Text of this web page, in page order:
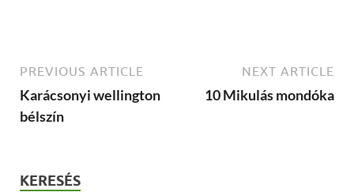
PREVIOUS ARTICLE
Karácsonyi wellington
bélszín
NEXT ARTICLE
10 Mikulás mondóka
KERESÉS